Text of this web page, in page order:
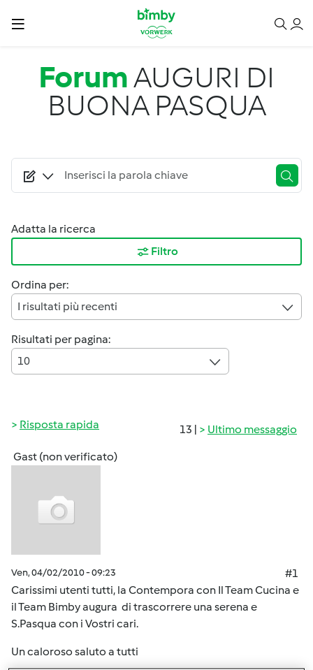
Salta al contenuto principale
ForumAUGURI DI
BUONA PASQUA
Adatta la ricerca
Filtro
Ordina per:
I risultati più recenti
Risultati per pagina:
10
13 | Ultimo messaggio
Risposta rapida
Gast (non verificato)
Ven, 04/02/2010 - 09:23
#1
Carissimi utenti tutti, la Contempora con Il Team Cucina e
il Team Bimby augura di trascorrere una serena e
S.Pasqua con i Vostri cari.
Un caloroso saluto a tutti